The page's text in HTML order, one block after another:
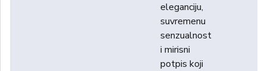
eleganciju,
suvremenu
senzualnost
i mirisni
potpis koji